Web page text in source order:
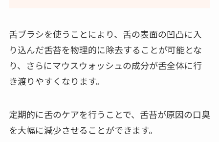
舌ブラシを使うことにより、舌の表面の凹凸に入
り込んだ舌苔を物理的に除去することが可能とな
り、さらにマウスウォッシュの成分が舌全体に行
き渡りやすくなります。
定期的に舌のケアを行うことで、舌苔が原因の口臭
を大幅に減少させることができます。